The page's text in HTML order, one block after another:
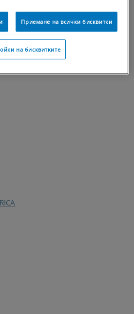
Приемане на всички бисквитки
на бисквитките